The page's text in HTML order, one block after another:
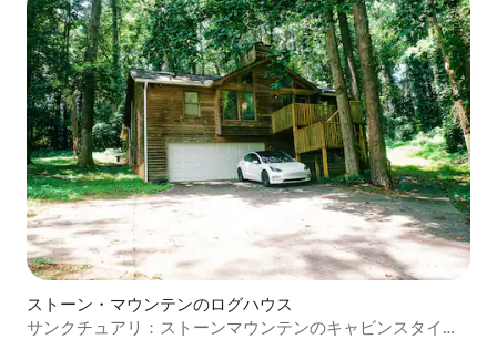
ストーン・マウンテンのログハウス
サンクチュアリ：ストーンマウンテンのキャビンスタイル